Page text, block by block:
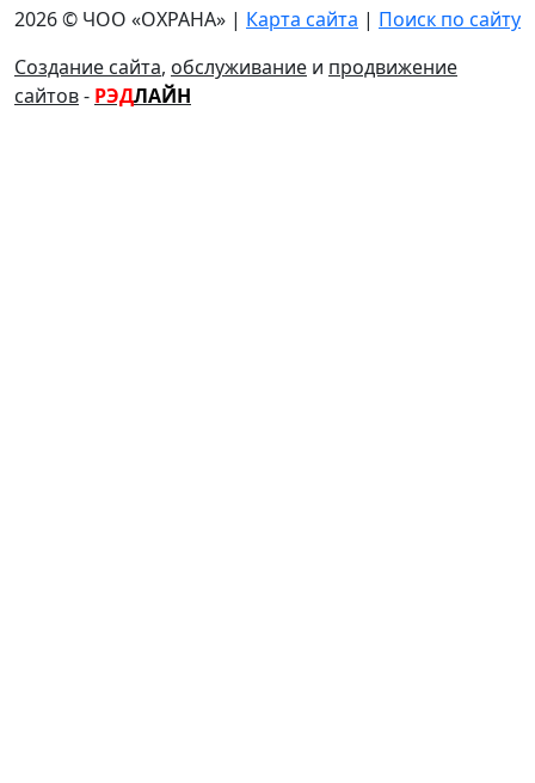
2026 © ЧОО «ОХРАНА» | Карта сайта | Поиск по сайту
Создание сайта, обслуживание и продвижение
сайтов- РЭДЛАЙН